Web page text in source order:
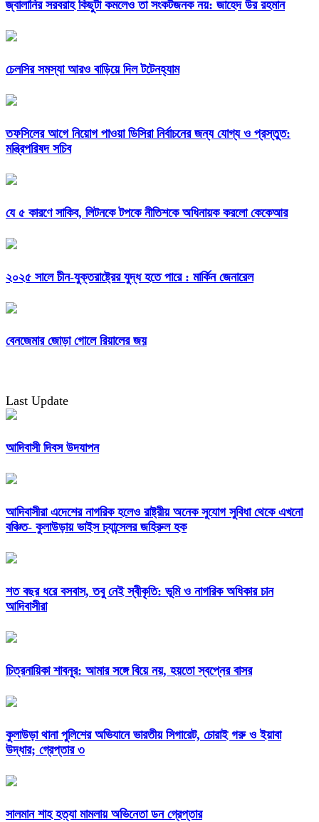
জ্বালানির সরবরাহ কিছুটা কমলেও তা সংকটজনক নয়: জাহেদ উর রহমান
চেলসির সমস্যা আরও বাড়িয়ে দিল টটেনহ্যাম
তফসিলের আগে নিয়োগ পাওয়া ডিসিরা নির্বাচনের জন্য যোগ্য ও প্রস্তুত:
মন্ত্রিপরিষদ সচিব
যে ৫ কারণে সাকিব, লিটনকে টপকে নীতিশকে অধিনায়ক করলো কেকেআর
২০২৫ সালে চীন-যুক্তরাষ্ট্রের যুদ্ধ হতে পারে : মার্কিন জেনারেল
বেনজেমার জোড়া গোলে রিয়ালের জয়
Last Update
আদিবাসী দিবস উদযাপন
আদিবাসীরা এদেশের নাগরিক হলেও রাষ্ট্রীয় অনেক সুযোগ সুবিধা থেকে এখনো
বঞ্চিত- কুলাউড়ায় ভাইস চ্যান্সেলর জহিরুল হক
শত বছর ধরে বসবাস, তবু নেই স্বীকৃতি: ভূমি ও নাগরিক অধিকার চান
আদিবাসীরা
চিত্রনায়িকা শাবনূর: আমার সঙ্গে বিয়ে নয়, হয়তো স্বপ্নের বাসর
কুলাউড়া থানা পুলিশের অভিযানে ভারতীয় সিগারেট, চোরাই গরু ও ইয়াবা
উদ্ধার; গ্রেপ্তার ৩
সালমান শাহ হত্যা মামলায় অভিনেতা ডন গ্রেপ্তার